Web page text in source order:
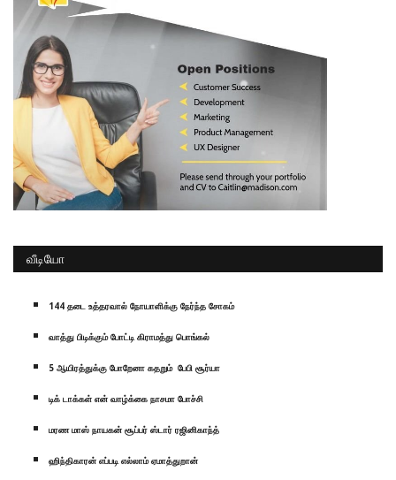
வீடியோ
144 தடை உத்தரவால் நோயாளிக்கு நேர்ந்த சோகம்
வாத்து பிடிக்கும் போட்டி கிராமத்து பொங்கல்
5 ஆயிரத்துக்கு போறேனா கதறும் பேபி சூர்யா
டிக் டாக்கள் என் வாழ்க்கை நாசமா போச்சி
மரண மாஸ் நாயகன் சூப்பர் ஸ்டார் ரஜினிகாந்த்
ஹிந்திகாரன் எப்படி எல்லாம் ஏமாத்துறான்